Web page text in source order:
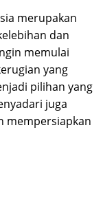
merupakan
dan
memulai
yang
pilihan yang
juga
mempersiapkan